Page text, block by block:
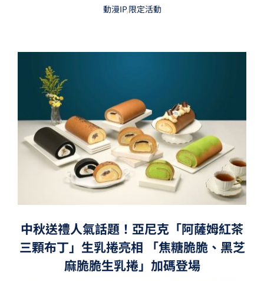
動漫IP,限定活動
中秋送禮人氣話題！亞尼克「阿薩姆紅茶
三顆布丁」生乳捲亮相 「焦糖脆脆、黑芝
麻脆脆生乳捲」加碼登場